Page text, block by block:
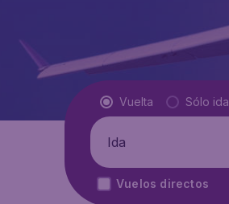
Tipo de vuelo
Vuelta Sólo ida
Salida de
Vuelos directos